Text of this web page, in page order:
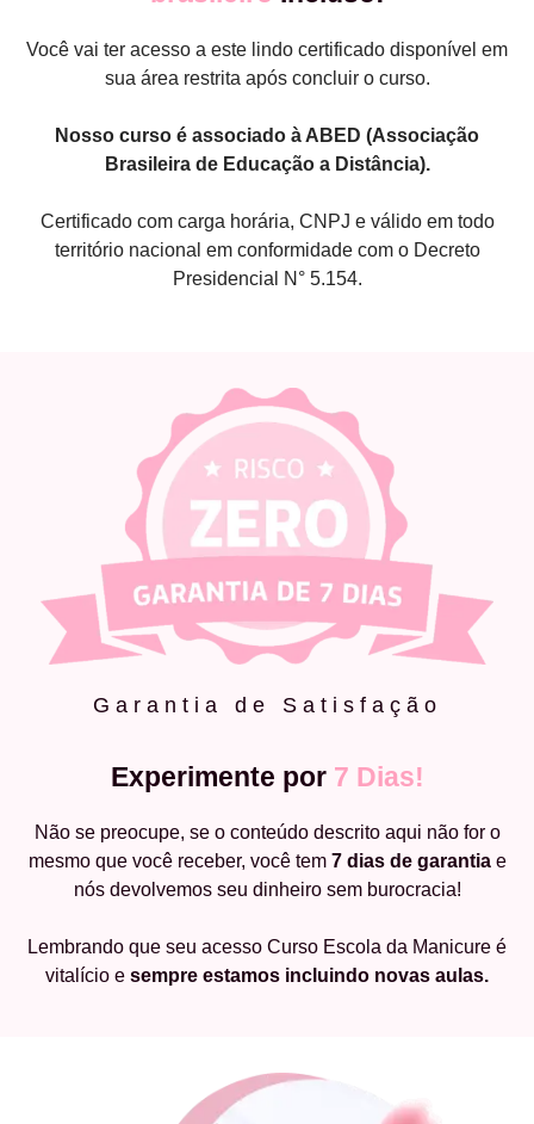
Você vai ter acesso a este lindo certificado disponível em
sua área restrita após concluir o curso.
Nosso curso é associado à ABED (Associação
Brasileira de Educação a Distância).
Certificado com carga horária, CNPJ e válido em todo
território nacional em conformidade com o Decreto
Presidencial N° 5.154.
Garantia de Satisfação
Experimente por 7 Dias!
Não se preocupe, se o conteúdo descrito aqui não for o
mesmo que você receber, você tem 7 dias de garantiae
nós devolvemos seu dinheiro sem burocracia!
Lembrando que seu acesso Curso Escola da Manicure é
vitalício e sempre estamos incluindo novas aulas.